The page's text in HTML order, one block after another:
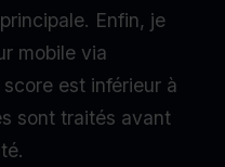
Enfin, je
mobile via
est inférieur à
sont traités avant